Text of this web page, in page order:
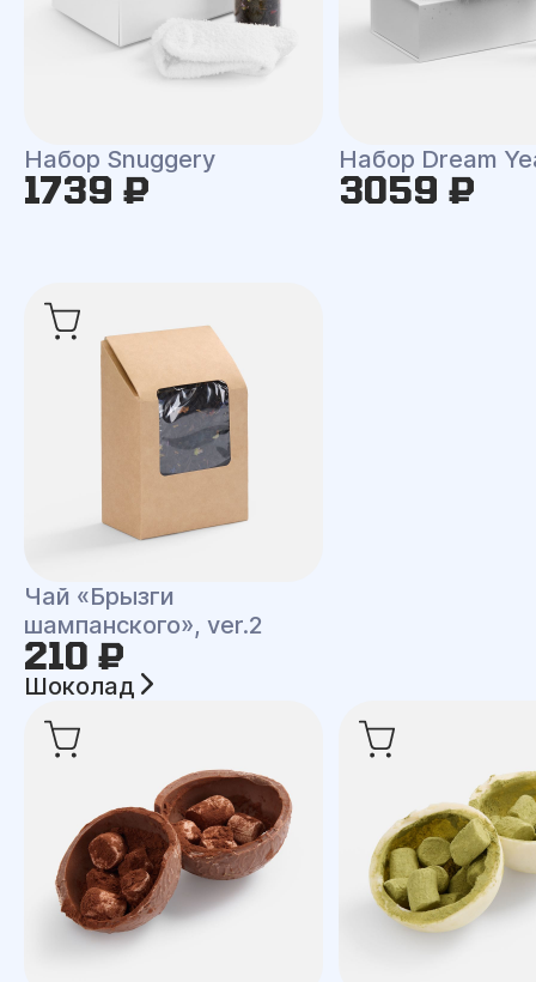
Набор Snuggery
1739 ₽
Набор Dream
3059 ₽
Чай «Брызги
шампанского», ver.2
210 ₽
Шоколад